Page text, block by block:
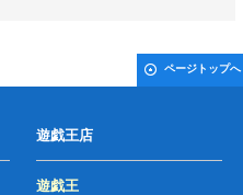
ページトップへ
遊戯王店
遊戯王